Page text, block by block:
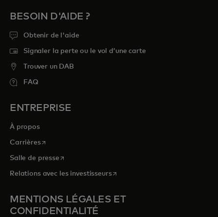
BESOIN D'AIDE ?
Obtenir de l'aide
Signaler la perte ou le vol d’une carte
Trouver un DAB
FAQ
ENTREPRISE
À propos
Carrièress’ouvre dans un nouvel onglet
Salle de presses’ouvre dans un nouvel onglet
Relations avec les investisseurss’ouvre dans un nouvel onglet
MENTIONS LÉGALES ET
CONFIDENTIALITÉ